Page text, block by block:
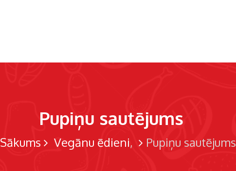
Pupiņu sautējums
Sākums Vegānu ēdieni Pupiņu sautējums